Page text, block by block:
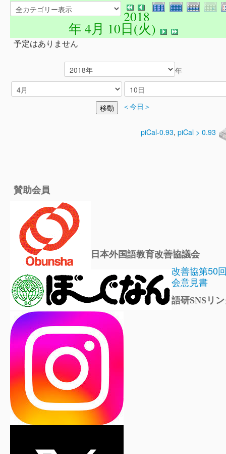
2018
年 4月 10日(火)
予定はありません
年
＜今日＞
piCal-0.93, piCal > 0.93
賛助会員
日本外国語教育改善協議会
改善協第50
会意見書
語研SNSリ